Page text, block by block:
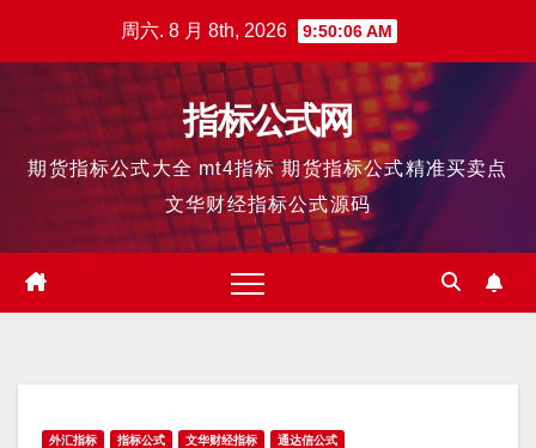
周六. 8 月 8th, 2026 9:50:07 AM
指标公式网
期货指标公式大全 mt4指标 期货指标公式精准买卖点
文华财经指标公式源码
外汇指标 指标公式 文华财经指标 通达信公式